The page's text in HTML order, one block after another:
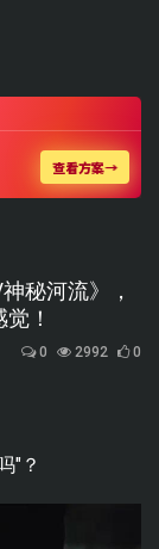
秘河流》，
！
0 2992 0
"？